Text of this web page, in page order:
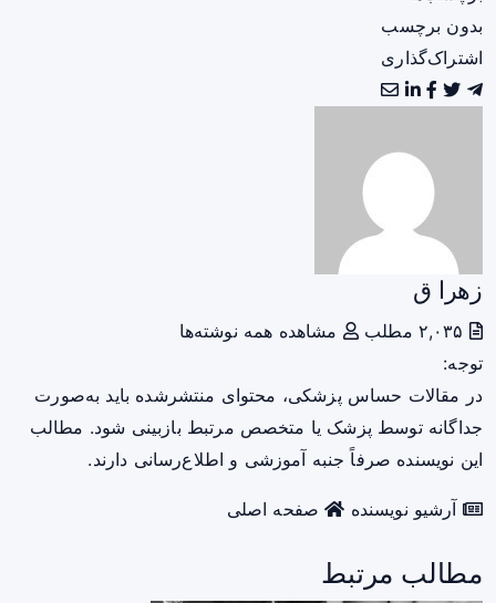
بدون برچسب
اشتراک‌گذاری
زهرا ق
مشاهده همه نوشته‌ها
توجه:
در مقالات حساس پزشکی، محتوای منتشرشده باید به‌صورت
جداگانه توسط پزشک یا متخصص مرتبط بازبینی شود. مطالب
این نویسنده صرفاً جنبه آموزشی و اطلاع‌رسانی دارند.
آرشیو نویسنده صفحه اصلی
مطالب مرتبط